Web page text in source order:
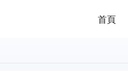
首頁